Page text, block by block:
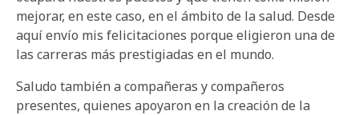
mejorar, en este caso, en el ámbito de la salud. Desde
aquí envío mis felicitaciones porque eligieron una de
las carreras más prestigiadas en el mundo.
Saludo también a compañeras y compañeros
presentes, quienes apoyaron en la creación de la